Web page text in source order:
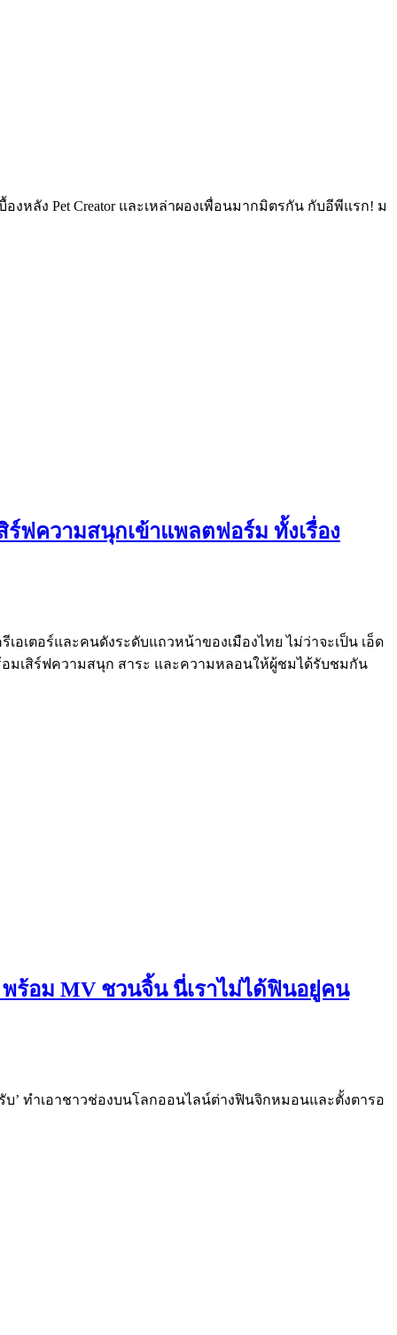
หลัง Pet Creator และเหล่าผองเพื่อนมากมิตรกัน กับอีพีแรก! ม
ร์ฟความสนุกเข้าแพลตฟอร์ม ทั้งเรื่อง
เอเตอร์และคนดังระดับแถวหน้าของเมืองไทย ไม่ว่าจะเป็น เอ็ด
พร้อมเสิร์ฟความสนุก สาระ และความหลอนให้ผู้ชมได้รับชมกัน
ร้อม MV ชวนจิ้น นี่เราไม่ได้ฟินอยู่คน
รับ’ ทำเอาชาวช่องบนโลกออนไลน์ต่างฟินจิกหมอนและตั้งตารอ